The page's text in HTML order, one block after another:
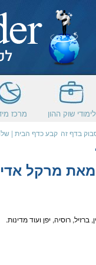
לימודי שוק ההון מרכז
קבע כדף הבית | בדף זה
רוסיה, יפן ועוד מדינות.